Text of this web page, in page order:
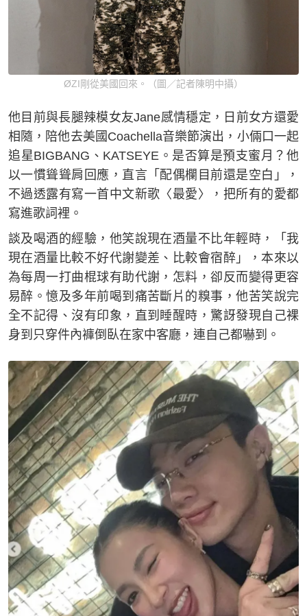
ØZI剛從美國回來。（圖／記者陳明中攝）
他目前與長腿辣模女友Jane感情穩定，日前女方還愛
相隨，陪他去美國Coachella音樂節演出，小倆口一起
追星BIGBANG、KATSEYE。是否算是預支蜜月？他
以一慣聳聳肩回應，直言「配偶欄目前還是空白」，
不過透露有寫一首中文新歌〈最愛〉，把所有的愛都
寫進歌詞裡。
談及喝酒的經驗，他笑說現在酒量不比年輕時，「我
現在酒量比較不好代謝變差、比較會宿醉」，本來以
為每周一打曲棍球有助代謝，怎料，卻反而變得更容
易醉。憶及多年前喝到痛苦斷片的糗事，他苦笑說完
全不記得、沒有印象，直到睡醒時，驚訝發現自己裸
身到只穿件內褲倒臥在家中客廳，連自己都嚇到。